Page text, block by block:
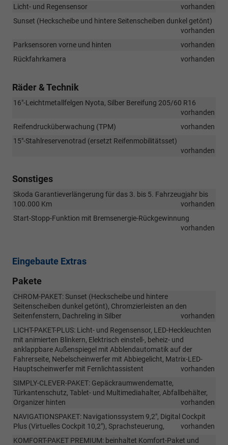
Licht- und Regensensor
vorhanden
Sunset (Heckscheibe und hintere Seitenscheiben dunkel getönt)
vorhanden
Parksensoren vorne und hinten
vorhanden
Rückfahrkamera
vorhanden
Räder & Technik
16"-Leichtmetallfelgen Nyota, Silber Bereifung 205/60 R16
vorhanden
Reifendrucküberwachung (TPM)
vorhanden
15"-Stahlreservenotrad (ersetzt Reifenmobilitätsset)
vorhanden
Sonstiges
Skoda Garantieverlängerung für das 3. bis 5. Fahrzeugjahr bis
100.000 Km
vorhanden
Start-Stopp-Funktion mit Bremsenergie-Rückgewinnung
vorhanden
Eingebaute Extras
Pakete
CHROM-PAKET: Sunset (Heckscheibe und hintere
Seitenscheiben dunkel getönt), Chromzierleisten an den
Seitenfenstern, Dachreling in Silber
vorhanden
LICHT-PAKET-PLUS: Licht- und Regensensor, LED-Heckleuchten
mit animierten Blinkern, Elektrisch einstell-, beheiz- und
anklappbare Außenspiegel mit Abblendautomatik auf der
Fahrerseite, Nebelscheinwerfer mit Abbiegelicht, Matrix-LED-
Hauptscheinwerfer mit Fernlichtassistent
vorhanden
SIMPLY-CLEVER-PAKET: Gepäckraumwendematte,
Türkantenschutz, Tablet- und Multimediahalter, Abfallbehälter,
Organizer hinten
vorhanden
NAVIGATIONSPAKET: Navigationssystem 9,2", Digital Cockpit
Plus (Virtuelles Cockpit 10,2"), Sprachsteuerung,
vorhanden
KOMFORT-PAKET PREMIUM: beinhaltet Komfort-Paket und